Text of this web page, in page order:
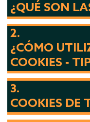
¿QUÉ SON
2.
¿CÓMO
COOKIES -
3.
COOKIES DE